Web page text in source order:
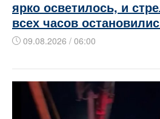
ярко осветилось, и
всех часов
09.08.2026 / 06:00